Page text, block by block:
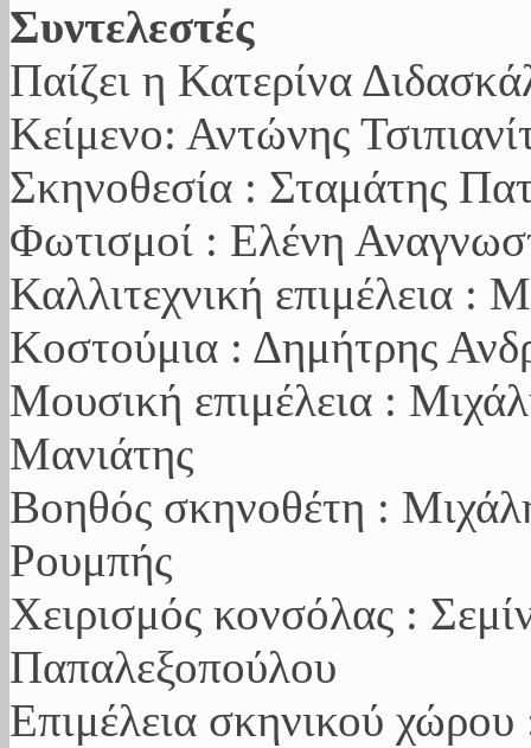
Συντελεστές
Παίζει η Κατερίνα
Κείμενο: Αντώνης
Σκηνοθεσία : Σταμάτης
Φωτισμοί : Ελένη
Καλλιτεχνική επιμέλεια :
Κοστούμια : Δημήτρης
Μουσική επιμέλεια :
Μανιάτης
Βοηθός σκηνοθέτη :
Χειρισμός κονσόλας :
Επιμέλεια σκηνικού